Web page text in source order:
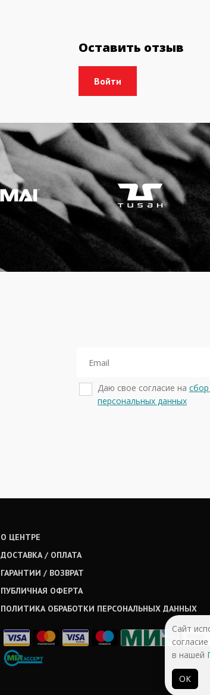
Оставить отзыв
Даю свое согласие на
персональных данных
О ЦЕНТРЕ
ДОСТАВКА / ОПЛАТА
ГАРАНТИИ / ВОЗВРАТ
ПУБЛИЧНАЯ ОФЕРТА
ПОЛИТИКА ОБРАБОТКИ ПЕРСОНАЛЬНЫХ ДАННЫХ
Сайт
в нашей
ОК